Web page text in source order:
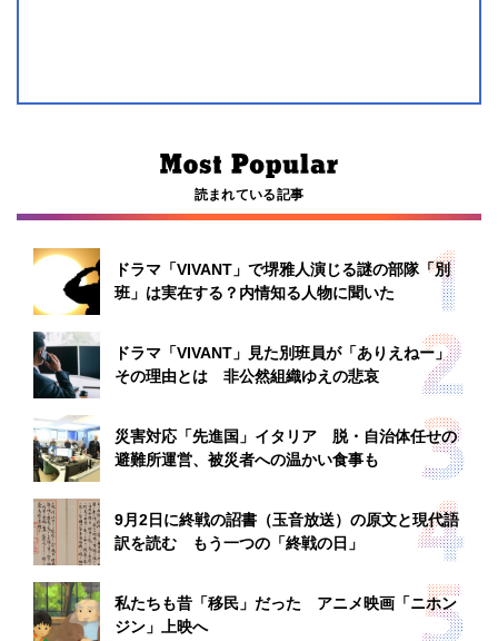
読まれている記事
ドラマ「VIVANT」で堺雅人演じる謎の部隊「別
班」は実在する？内情知る人物に聞いた
ドラマ「VIVANT」見た別班員が「ありえねー」
その理由とは 非公然組織ゆえの悲哀
災害対応「先進国」イタリア 脱・自治体任せの
避難所運営、被災者への温かい食事も
9月2日に終戦の詔書（玉音放送）の原文と現代語
訳を読む もう一つの「終戦の日」
私たちも昔「移民」だった アニメ映画「ニホン
ジン」上映へ